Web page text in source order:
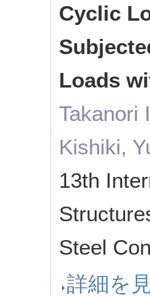
Cyclic
Loads
Takanori
Kishiki,
13th
Steel
詳細を